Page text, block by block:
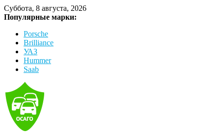
Суббота, 8 августа, 2026
Популярные марки:
Porsche
Brilliance
УАЗ
Hummer
Saab